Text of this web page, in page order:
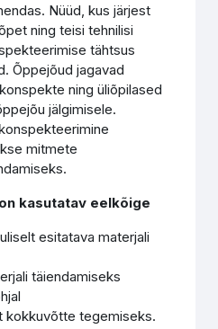
Nüüd, kus järjest
ning teisi tehnilisi
tähtsus
Õppejõud jagavad
ning üliõpilased
jälgimisele.
mitmete
kasutatav eelkõige
esitatava materjali
täiendamiseks
kokkuvõtte tegemiseks.